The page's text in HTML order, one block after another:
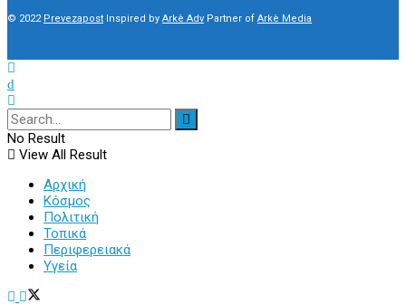
© 2022 Prevezapost Inspired by Arkè Adv Partner of Arkè Media
No Result
View All Result
Αρχική
Κόσμος
Πολιτική
Τοπικά
Περιφερειακά
Υγεία